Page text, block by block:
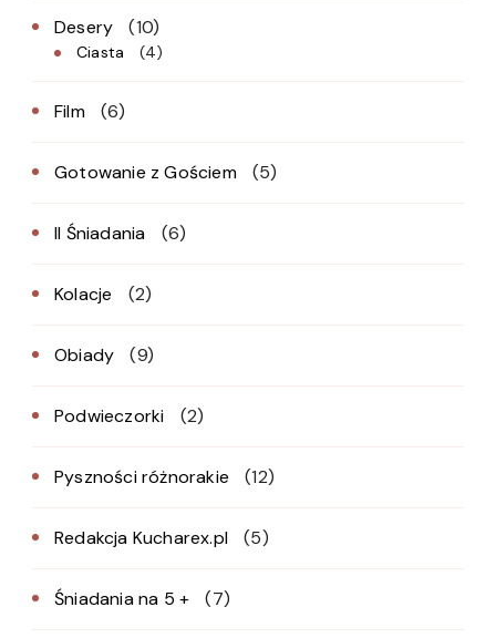
Desery (10)
Ciasta (4)
Film (6)
Gotowanie z Gościem (5)
II Śniadania (6)
Kolacje (2)
Obiady (9)
Podwieczorki (2)
Pyszności różnorakie (12)
Redakcja Kucharex.pl (5)
Śniadania na 5 + (7)